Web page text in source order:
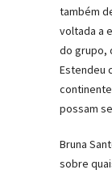
também
voltada a
do grupo,
Estendeu
possam
Bruna
sobre